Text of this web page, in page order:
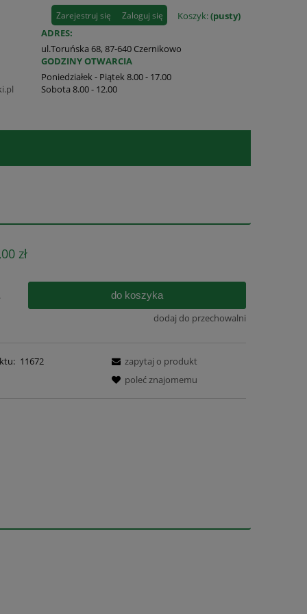
Koszyk:(pusty)
Zarejestruj się Zaloguj się
ADRES:
ul.Toruńska 68, 87-640 Czernikowo
GODZINY OTWARCIA
Poniedziałek - Piątek 8.00 - 17.00
Sobota 8.00 - 12.00
zł
do koszyka
dodaj do przechowalni
11672
zapytaj o produkt
poleć znajomemu